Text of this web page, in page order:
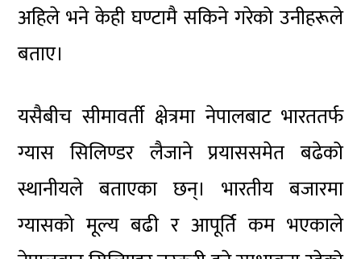
अहिले भने केही घण्टामै सकिने गरेको उनीहरूले
बताए।
यसैबीच सीमावर्ती क्षेत्रमा नेपालबाट भारततर्फ
ग्यास सिलिण्डर लैजाने प्रयाससमेत बढेको
स्थानीयले बताएका छन्। भारतीय बजारमा
ग्यासको मूल्य बढी र आपूर्ति कम भएकाले